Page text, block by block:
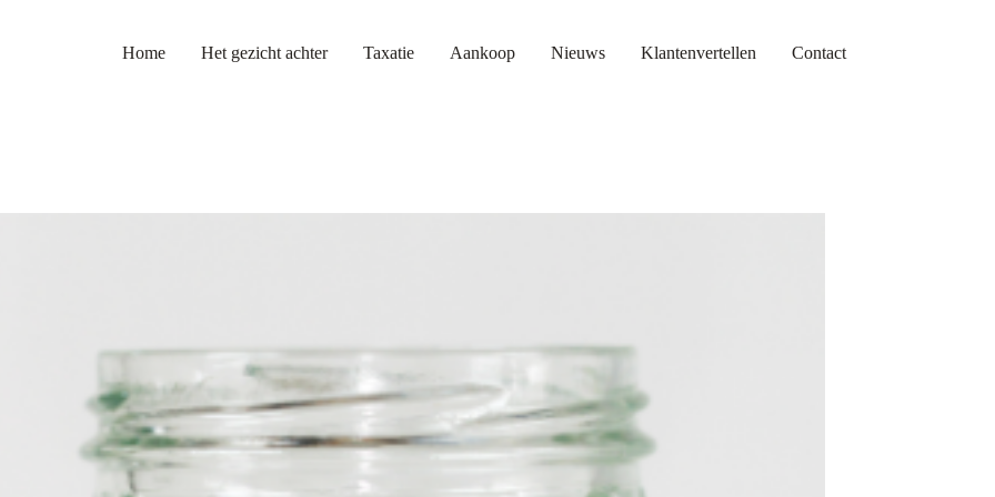
Home Het gezicht achter Taxatie Aankoop Nieuws Klantenvertellen Contact